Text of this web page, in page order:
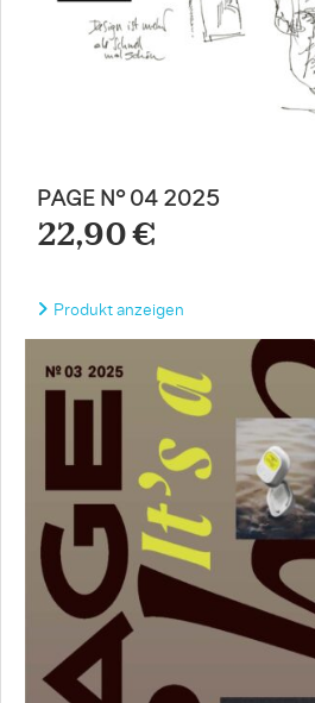
PAGE N° 04 2025
22,90 €
Produkt anzeigen